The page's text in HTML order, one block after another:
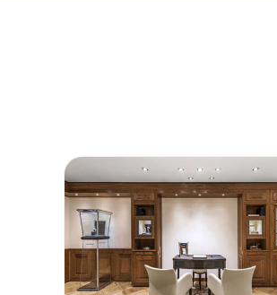
扬州市邗江区国
盐城市盐都区世
泰州市海陵区永
宁波市江北区大
金华市金东区东
绍兴市越城区胜
嘉兴市南湖区广
南昌市红谷滩新
济南市历下区经